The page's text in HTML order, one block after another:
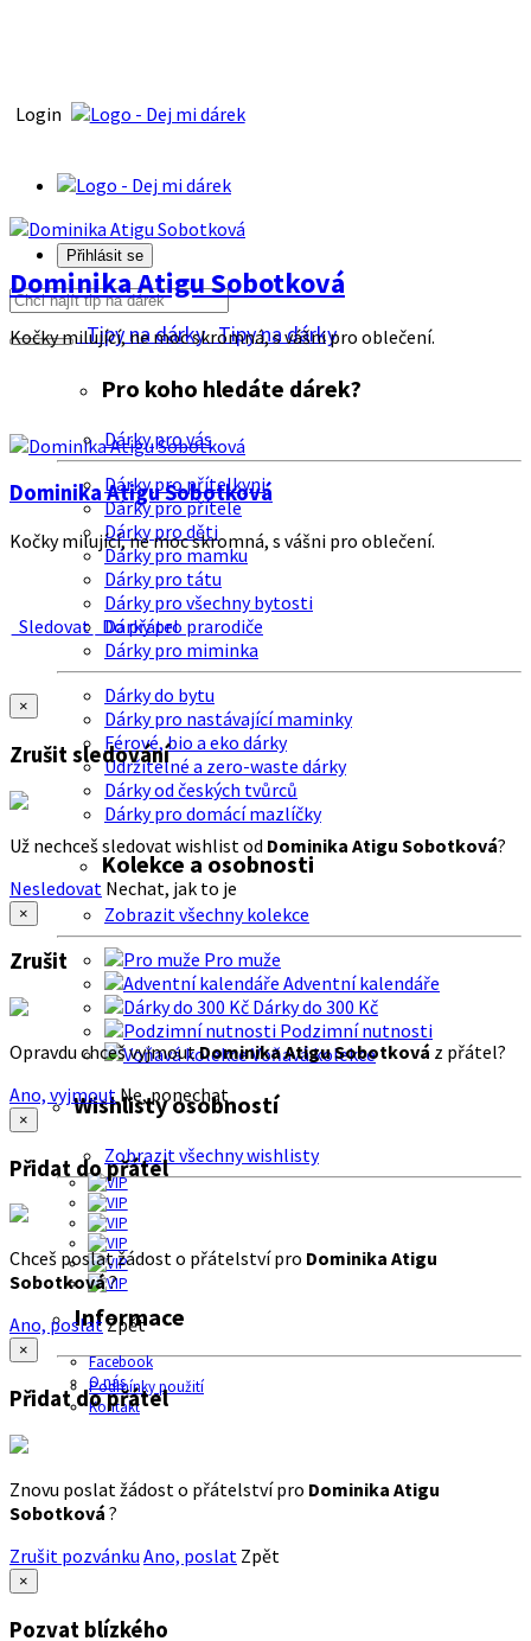
Login
Přihlásit se
Tipy na dárkyTipy na dárky
Pro koho hledáte dárek?
Dárky pro vás
Dárky pro přítelkyni
Dárky pro přítele
Dárky pro děti
Dárky pro mamku
Dárky pro tátu
Dárky pro všechny bytosti
Dárky pro prarodiče
Dárky pro miminka
Dárky do bytu
Dárky pro nastávající maminky
Férové, bio a eko dárky
Udržitelné a zero-waste dárky
Dárky od českých tvůrců
Dárky pro domácí mazlíčky
Kolekce a osobnosti
Zobrazit všechny kolekce
Pro muže
Adventní kalendáře
Dárky do 300 Kč
Podzimní nutnosti
Voňavá kolekce
Wishlisty osobností
Zobrazit všechny wishlisty
Informace
Facebook
O nás
Podmínky použití
Kontakt
Dominika Atigu Sobotková
Kočky milující, ne moc skromná, s vášni pro oblečení.
Dominika Atigu Sobotková
Kočky milující, ne moc skromná, s vášni pro oblečení.
Sledovat Do přátel
×
Zrušit sledování
Už nechceš sledovat wishlist od Dominika Atigu Sobotková?
Nesledovat Nechat, jak to je
×
Zrušit
Opravdu chceš vyjmoutDominika Atigu Sobotková z přátel?
Ano, vyjmout Ne, ponechat
×
Přidat do přátel
Chceš poslat žádost o přátelství pro Dominika Atigu
Sobotková?
Ano, poslatZpět
×
Přidat do přátel
Znovu poslat žádost o přátelství pro Dominika Atigu
Sobotková ?
Zrušit pozvánku Ano, poslat Zpět
×
Pozvat blízkého